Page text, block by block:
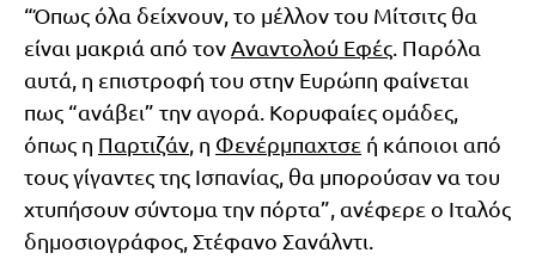
“Όπως όλα δείχνουν, το μέλλον του Μίτσιτς θα
είναι μακριά από τον Αναντολού Εφές . Παρόλα
αυτά, η επιστροφή του στην Ευρώπη φαίνεται
πως “ανάβει” την αγορά. Κορυφαίες ομάδες,
όπως η Παρτιζάν , η Φενέρμπαχτσε ή κάποιοι από
τους γίγαντες της Ισπανίας, θα μπορούσαν να του
χτυπήσουν σύντομα την πόρτα”, ανέφερε ο Ιταλός
δημοσιογράφος, Στέφανο Σανάλντι.